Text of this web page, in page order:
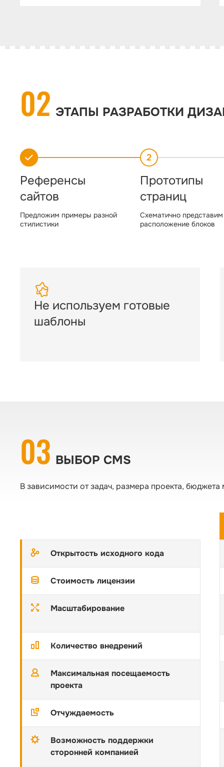
02 ЭТАПЫ РАЗРАБОТКИ
1
Референсы
сайтов
Предложим примеры разной
стилистики
2
Прототипы
страниц
Схематично представим
расположение блоков
Не используем готовые
шаблоны
03 ВЫБОР CMS
В зависимости от задач, размера проекта,
Открытость исходного кода
Стоимость лицензии
Масштабирование
Количество внедрений
Максимальная посещаемость
проекта
Отчуждаемость
Возможность поддержки
сторонней компанией